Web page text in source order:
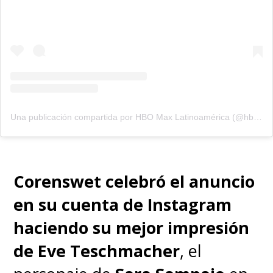
Una publicación compartida por HBO Max Latinoamérica (@hbomaxlat)
Corenswet celebró el anuncio
en su cuenta de Instagram
haciendo su mejor impresión
de Eve Teschmacher, el